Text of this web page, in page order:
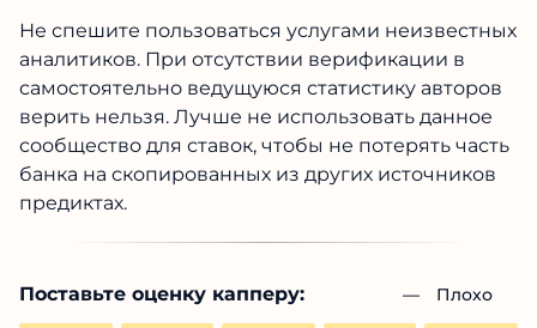
Не спешите пользоваться услугами неизвестных
аналитиков. При отсутствии верификации в
самостоятельно ведущуюся статистику авторов
верить нельзя. Лучше не использовать данное
сообщество для ставок, чтобы не потерять часть
банка на скопированных из других источников
предиктах.
Поставьте оценку капперу: — Плохо